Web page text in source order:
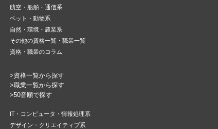
航空・船舶・通信系
ペット・動物系
自然・環境・農業系
その他の資格一覧・職業一覧
資格・職業のコラム
>資格一覧から探す
>職業一覧から探す
>50音順で探す
IT・コンピュータ・情報処理系
デザイン・クリエイティブ系